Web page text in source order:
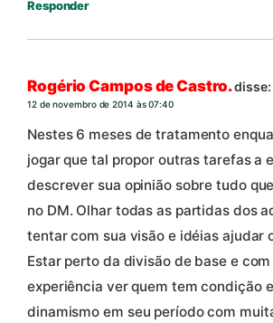
Responder
Rogério Campos de Castro.disse:
12 de novembro de 2014 às 07:40
Nestes 6 meses de tratamento
jogar que tal propor outras tarefas a
descrever sua opinião sobre tudo
no DM. Olhar todas as partidas dos
tentar com sua visão e idéias ajudar
Estar perto da divisão de base e com
experiência ver quem tem condição
dinamismo em seu período com